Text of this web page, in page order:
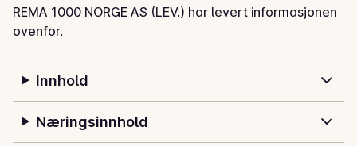
REMA 1000 NORGE AS (LEV.) har levert informasjonen
ovenfor.
Innhold
Næringsinnhold